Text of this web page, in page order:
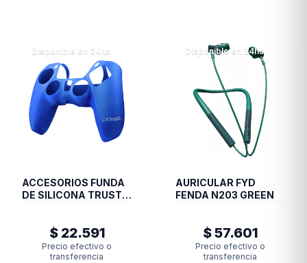
Disponible en 24hs
ACCESORIOS FUNDA
DE SILICONA TRUST
$ 22.591
Precio efectivo o
transferencia
Disponible en 24hs
AURICULAR FYD
FENDA N203 GREEN
$ 57.601
Precio efectivo o
transferencia